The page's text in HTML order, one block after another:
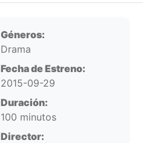
Géneros:
Drama
Fecha de Estreno:
2015-09-29
Duración:
100 minutos
Director: